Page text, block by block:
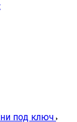
под ключ